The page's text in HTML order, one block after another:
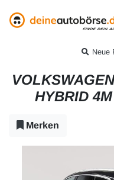
Neue
HYBRID
Merken